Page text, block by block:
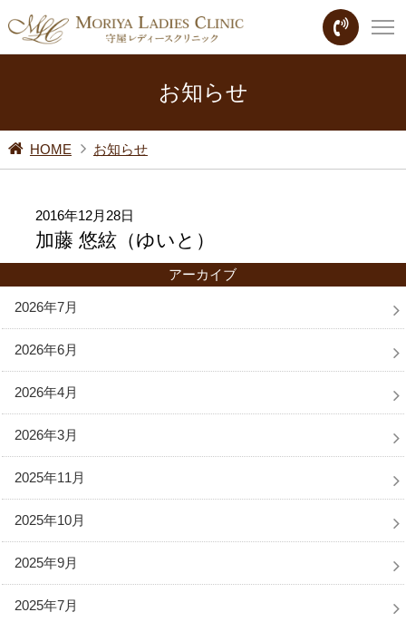
お知らせ
HOME お知らせ
2016年12月28日
加藤 悠絃（ゆいと）
アーカイブ
2026年7月
2026年6月
2026年4月
2026年3月
2025年11月
2025年10月
2025年9月
2025年7月